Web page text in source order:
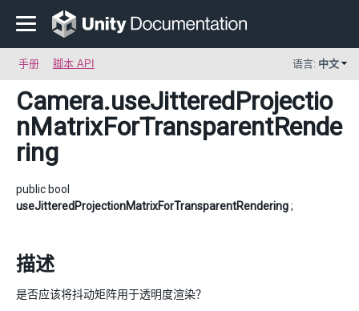
手册 脚本 API 语言: 中文
Camera.useJitteredProjectio
nMatrixForTransparentRende
ring
public bool
useJitteredProjectionMatrixForTransparentRendering;
描述
是否应该将抖动矩阵用于透明度渲染？